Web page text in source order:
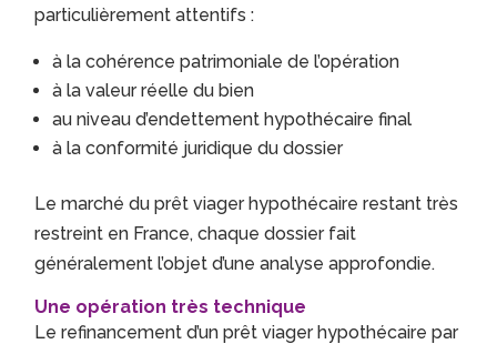
particulièrement attentifs :
à la cohérence patrimoniale de l’opération
à la valeur réelle du bien
au niveau d’endettement hypothécaire final
à la conformité juridique du dossier
Le marché du prêt viager hypothécaire restant très
restreint en France, chaque dossier fait
généralement l’objet d’une analyse approfondie.
Une opération très technique
Le refinancement d’un prêt viager hypothécaire par